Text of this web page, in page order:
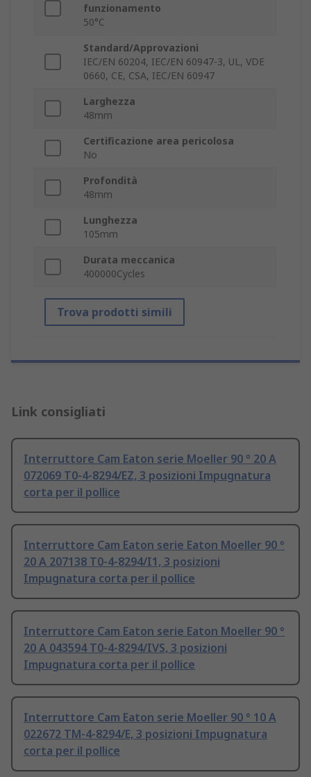
funzionamento
50°C
Standard/Approvazioni
IEC/EN 60204, IEC/EN 60947-3, UL, VDE
0660, CE, CSA, IEC/EN 60947
Larghezza
48mm
Certificazione area pericolosa
No
Profondità
48mm
Lunghezza
105mm
Durata meccanica
400000Cycles
Trova prodotti simili
Link consigliati
Interruttore Cam Eaton serie Moeller 90 ° 20 A
072069 T0-4-8294/EZ, 3 posizioni Impugnatura
corta per il pollice
Interruttore Cam Eaton serie Eaton Moeller 90 °
20 A 207138 T0-4-8294/I1, 3 posizioni
Impugnatura corta per il pollice
Interruttore Cam Eaton serie Eaton Moeller 90 °
20 A 043594 T0-4-8294/IVS, 3 posizioni
Impugnatura corta per il pollice
Interruttore Cam Eaton serie Moeller 90 ° 10 A
022672 TM-4-8294/E, 3 posizioni Impugnatura
corta per il pollice